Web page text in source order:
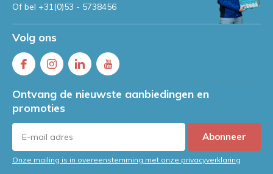
Of bel +31(0)53 - 5738456
Volg ons
Ontvang de nieuwste aanbiedingen en
promoties
Abonneer
Onze mailing is in overeenstemming met onze privacyverklaring